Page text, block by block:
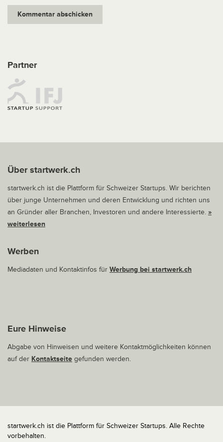
Partner
Über startwerk.ch
startwerk.ch ist die Plattform für Schweizer Startups. Wir berichten
über junge Unternehmen und deren Entwicklung und richten uns
an Gründer aller Branchen, Investoren und andere Interessierte. »
weiterlesen
Werben
Mediadaten und Kontaktinfos für Werbung bei startwerk.ch
Eure Hinweise
Abgabe von Hinweisen und weitere Kontaktmöglichkeiten können
auf der Kontaktseite gefunden werden.
startwerk.ch ist die Plattform für Schweizer Startups. Alle Rechte
vorbehalten.